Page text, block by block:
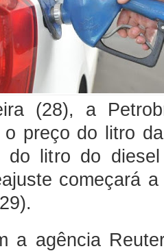
(28), a
preço do litro
litro do
começará
a agência